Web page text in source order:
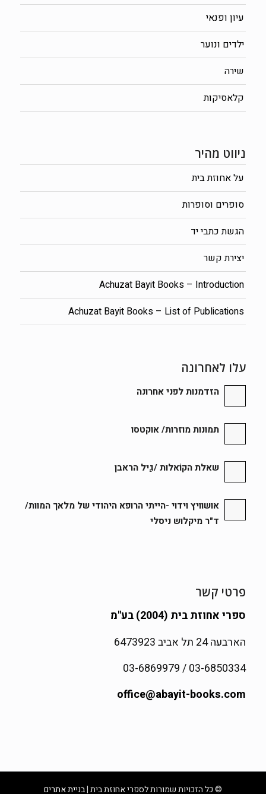
עיון ופנאי
ילדים ונוער
שירה
קלאסיקות
ניווט מהיר
על אחוזת בית
סופרים וסופרות
הגשת כתבי יד
יצירת קשר
Achuzat Bayit Books – Introduction
Achuzat Bayit Books – List of Publications
עלו לאחרונה
הזדמנות לפני אחרונה
תמונות מוזרות/ אוקטסו
שאלת הקוֹאלות /גַיל הראבן
אושוויץ וידוי -הייתי הרופא היהודי של מלאך המוות/
ד"ר מיקלוש ניסלי
פרטי קשר
ספרי אחוזת בית (2004) בע"מ
הארבעה 24 תל אביב 6473923
03-6850334 / 03-6869979
office@abayit-books.com
© כל הזכויות שמורות לספרי אחוזת בית |בניית אתרים